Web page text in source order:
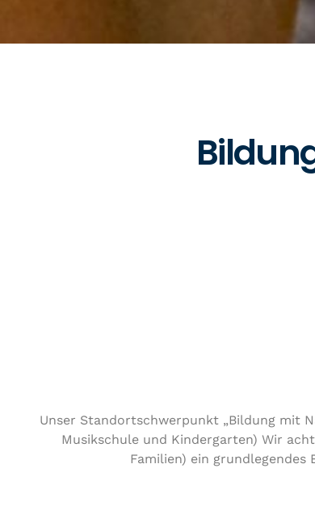
Unser Standortschwerpunkt „Bildung mit
Musikschule und Kindergarten) Wir
Familien) ein grundlegendes